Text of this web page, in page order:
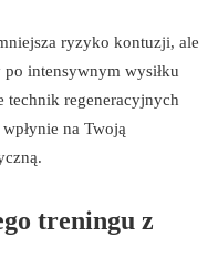
ryzyko kontuzji, ale
intensywnym wysiłku
technik regeneracyjnych
na Twoją
treningu z